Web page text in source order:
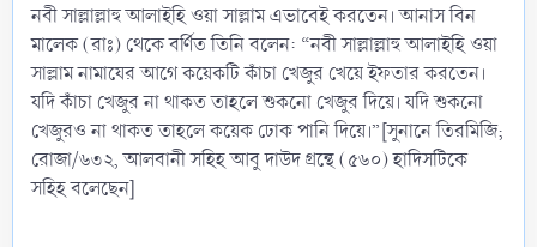
নবী সাল্লাল্লাহু আলাইহি ওয়া সাল্লাম এভাবেই করতেন। আনাস বিন
মালেক (রাঃ) থেকে বর্ণিত তিনি বলেন: “নবী সাল্লাল্লাহু আলাইহি ওয়া
সাল্লাম নামাযের আগে কয়েকটি কাঁচা খেজুর খেয়ে ইফতার করতেন।
যদি কাঁচা খেজুর না থাকত তাহলে শুকনো খেজুর দিয়ে। যদি শুকনো
খেজুরও না থাকত তাহলে কয়েক ঢোক পানি দিয়ে।”[সুনানে তিরমিজি;
রোজা/৬৩২, আলবানী সহিহ আবু দাউদ গ্রন্থে (৫৬০) হাদিসটিকে
সহিহ বলেছেন]